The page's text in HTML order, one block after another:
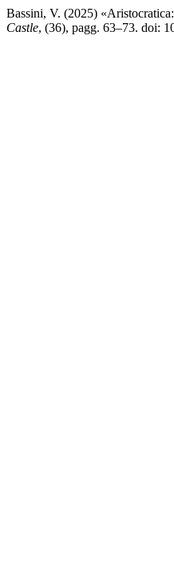
Bassini, V. (2025)
Castle, (36), pagg. 63–73. doi: